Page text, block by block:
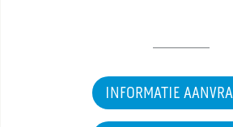
INFORMATIE